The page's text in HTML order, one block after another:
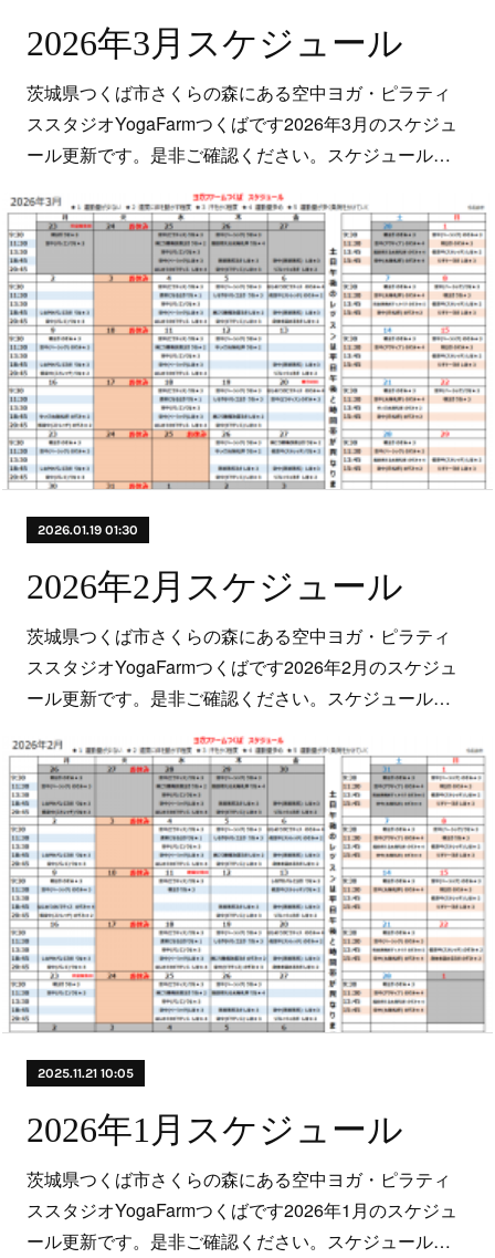
2026年3月スケジュール
茨城県つくば市さくらの森にある空中ヨガ・ピラティ
ススタジオYogaFarmつくばです2026年3月のスケジュ
ール更新です。是非ご確認ください。スケジュール…
2026.01.19 01:30
2026年2月スケジュール
茨城県つくば市さくらの森にある空中ヨガ・ピラティ
ススタジオYogaFarmつくばです2026年2月のスケジュ
ール更新です。是非ご確認ください。スケジュール…
2025.11.21 10:05
2026年1月スケジュール
茨城県つくば市さくらの森にある空中ヨガ・ピラティ
ススタジオYogaFarmつくばです2026年1月のスケジュ
ール更新です。是非ご確認ください。スケジュール…